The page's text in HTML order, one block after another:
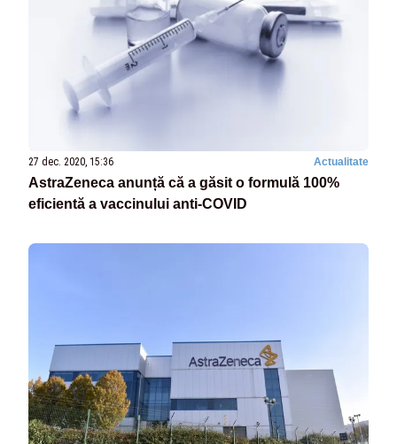
27 dec. 2020, 15:36 Actualitate
AstraZeneca anunță că a găsit o formulă 100%
eficientă a vaccinului anti-COVID